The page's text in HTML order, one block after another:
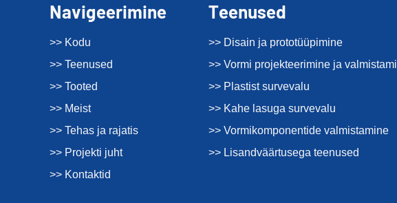
Navigeerimine
>> Kodu
>> Teenused
>> Tooted
>> Meist
>> Tehas ja rajatis
>> Projekti juht
>> Kontaktid
Teenused
>> Disain ja prototüüpimine
>> Vormi projekteerimine ja
>> Plastist survevalu
>> Kahe lasuga survevalu
>> Vormikomponentide valmistamine
>> Lisandväärtusega teenused